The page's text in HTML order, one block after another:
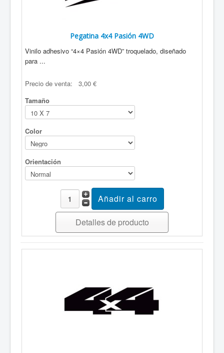
Pegatina 4x4 Pasión 4WD
Vinilo adhesivo “4×4 Pasión 4WD” troquelado, diseñado
para ...
Precio de venta:
3,00 €
Tamaño
Color
Orientación
Detalles de producto